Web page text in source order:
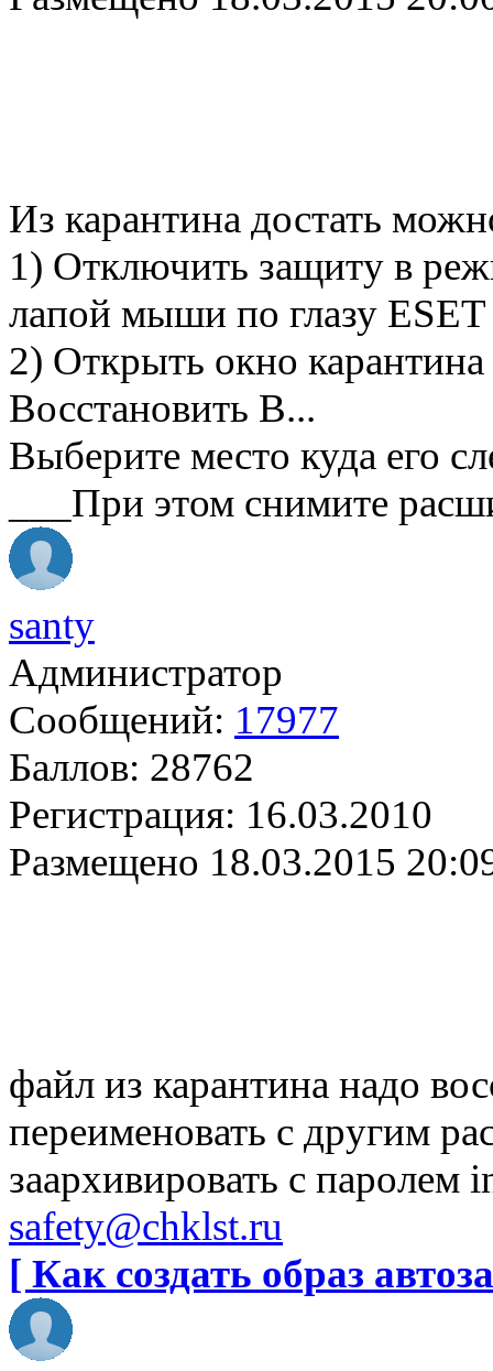
Из карантина достать
1) Отключить защиту в
лапой мыши по глазу
2) Открыть окно карантина
Восстановить В...
Выберите место куда его
___При этом снимите
santy
Администратор
Сообщений: 17977
Баллов: 28762
Регистрация: 16.03.2010
Размещено 18.03.2015
файл из карантина надо
переименовать с другим
заархивировать с паролем
safety@chklst.ru
[ Как создать образ